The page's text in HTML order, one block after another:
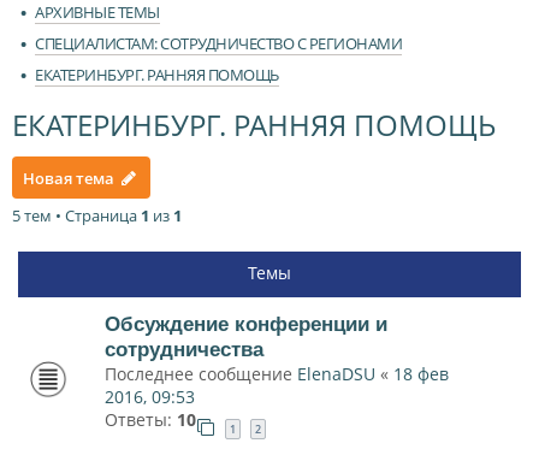
АРХИВНЫЕ ТЕМЫ
СПЕЦИАЛИСТАМ: СОТРУДНИЧЕСТВО С РЕГИОНАМИ
ЕКАТЕРИНБУРГ. РАННЯЯ ПОМОЩЬ
ЕКАТЕРИНБУРГ. РАННЯЯ ПОМОЩЬ
Новая тема
5 тем • Страница 1 из 1
Темы
Обсуждение конференции и
сотрудничества
Последнее сообщение ElenaDSU « 18 фев
2016, 09:53
Ответы: 10 1 2